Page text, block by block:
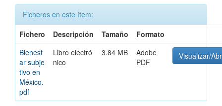
Ficheros en este ítem:
Fichero
Descripción Tamaño
Formato
Bienest
ar subje
tivo en
México.
pdf
Libro electró
nico
3.84 MB
Adobe
PDF
Visualizar/